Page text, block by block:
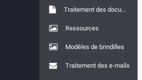
Traitement des documents
Ressources
Modèles de brindilles
Traitement des e-mails